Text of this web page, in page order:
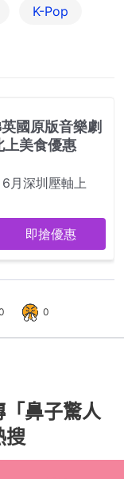
K-Pop
0
鼻子驚人
搜